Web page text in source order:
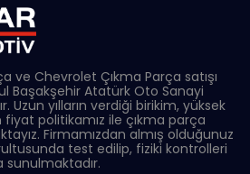
ve Chevrolet Çıkma Parça satışı
Başakşehir Atatürk Oto Sanayi
Uzun yılların verdiği birikim, yüksek
fiyat politikamız ile çıkma parça
Firmamızdan almış olduğunuz
test edilip, fiziki kontrolleri
sunulmaktadır.